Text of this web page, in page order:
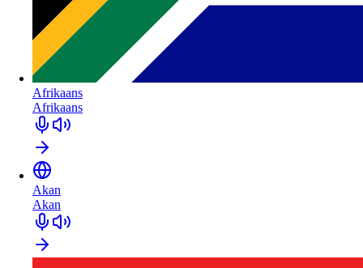
Afrikaans
Afrikaans
Akan
Akan